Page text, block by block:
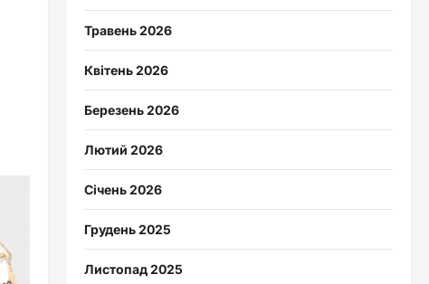
Травень 2026
Квітень 2026
Березень 2026
Лютий 2026
Січень 2026
Грудень 2025
Листопад 2025